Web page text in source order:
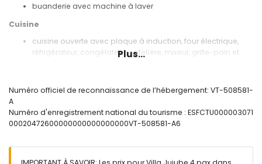
buanderie avec machine à laver
Cuisine
cuisine ouverte avec plaque à induction, four électrique,
réfrigérateur, congélateur, cafetière, mixeur, grille-pain et
(mesurant 200 par 180cm) et ventilateur
salle de bain avec double lavabo, douche et toilette
Extérieur de la villa
Plus...
Numéro officiel de reconnaissance de l’hébergement: VT-508581-
A
Numéro d'enregistrement national du tourisme : ESFCTU000003071
00020472600000000000000000VT-508581-A6